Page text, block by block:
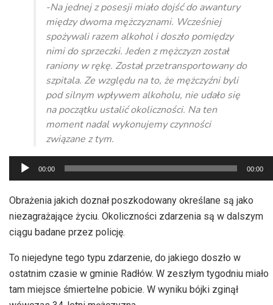
-Na jednej z posesji miało dojść do awantury
między dwoma mężczyznami. Wcześniej
spożywali razem alkohol i doszło pomiędzy
nimi do sprzeczki. Jeden z mężczyzn został
raniony w rękę. Został przetransportowany do
szpitala. Ze względu na to, że mężczyźni byli
pod silnym wpływem alkoholu, nie udało się
na początku ustalić okoliczności. Na ten
moment nadal wykonujemy czynności
związane z tym.
Odtwarzacz
plików
dźwiękowych
00:00 00:00
Obrażenia jakich doznał poszkodowany określane są jako
niezagrażające życiu. Okoliczności zdarzenia są w dalszym
ciągu badane przez policję.
To niejedyne tego typu zdarzenie, do jakiego doszło w
ostatnim czasie w gminie Radłów. W zeszłym tygodniu miało
tam miejsce śmiertelne pobicie. W wyniku bójki zginął